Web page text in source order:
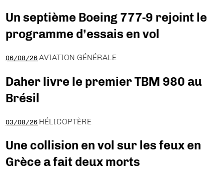
Un septième Boeing 777-9 rejoint le
programme d’essais en vol
06/08/26 AVIATION GÉNÉRALE
Daher livre le premier TBM 980 au
Brésil
03/08/26 HÉLICOPTÈRE
Une collision en vol sur les feux en
Grèce a fait deux morts